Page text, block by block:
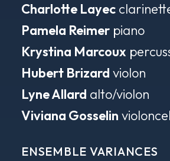
Charlotte Layec
Pamela Reimer piano
Krystina Marcoux
Hubert Brizard violon
Lyne Allard alto/violon
Viviana Gosselin
ENSEMBLE VARIANCES